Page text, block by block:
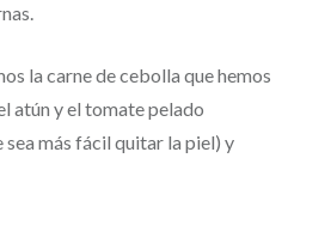
la carne de cebolla que hemos
atún y el tomate pelado
más fácil quitar la piel) y